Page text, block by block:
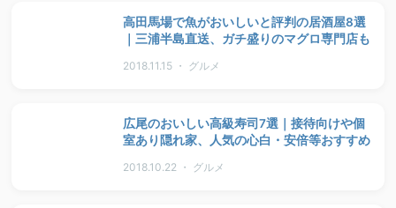
高田馬場で魚がおいしいと評判の居酒屋8選
｜三浦半島直送、ガチ盛りのマグロ専門店も
2018.11.15 ・ グルメ
広尾のおいしい高級寿司7選｜接待向けや個
室あり隠れ家、人気の心白・安倍等おすすめ
2018.10.22 ・ グルメ